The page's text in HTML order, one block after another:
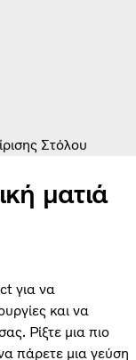
Στόλου
ματιά
για να
και να
Ρίξτε μια πιο
πάρετε μια γεύση